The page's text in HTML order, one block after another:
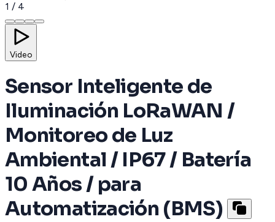
1 / 4
Video
Sensor Inteligente de
Iluminación LoRaWAN /
Monitoreo de Luz
Ambiental / IP67 / Batería
10 Años / para
Automatización (BMS)